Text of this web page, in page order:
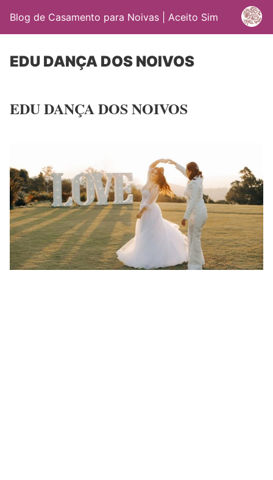
Blog de Casamento para Noivas | Aceito Sim
EDU DANÇA DOS NOIVOS
EDU DANÇA DOS NOIVOS